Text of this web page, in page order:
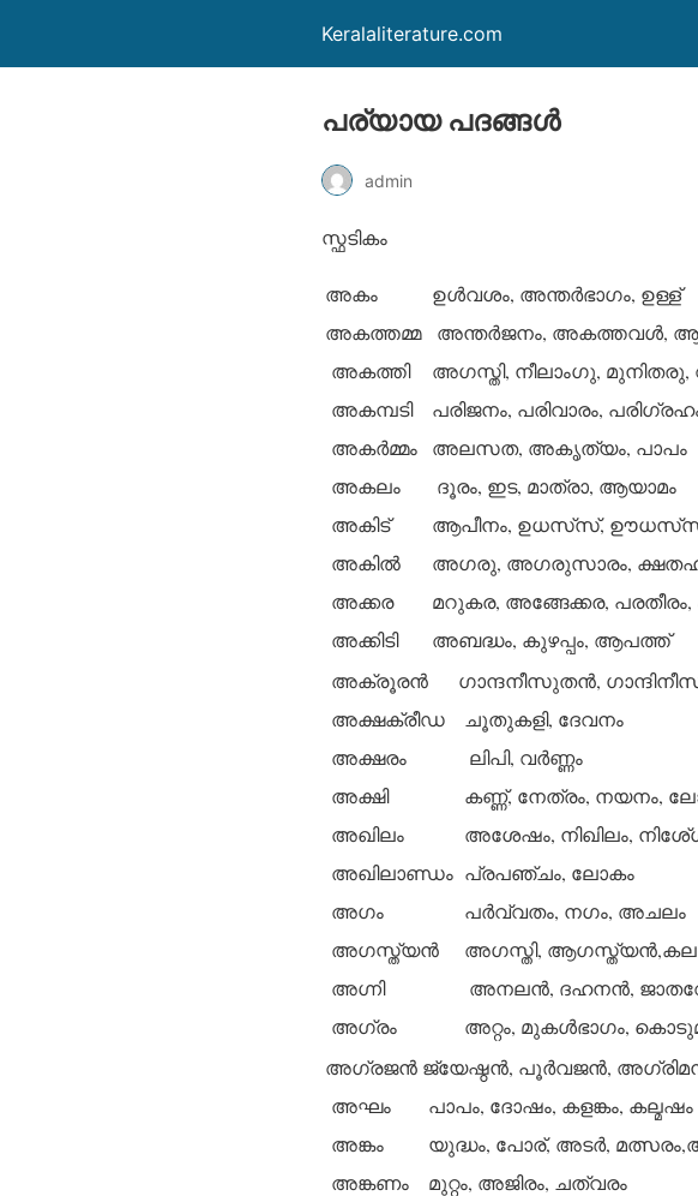
Keralaliterature.com
പര്യായ പദങ്ങള്‍
admin
സ്ഫടികം
അകം
ഉള്‍വശം, അന്തര്‍ഭാഗം, ഉള്ള്
അകത്തമ്മ
അന്തര്‍ജനം, അകത്തവള്‍,
അകത്തി
അഗസ്തി, നീലാംഗു,
അകമ്പടി
പരിജനം, പരിവാരം,
അകര്‍മ്മം
അലസത, അകൃത്യം, പാപം
അകലം
ദൂരം, ഇട, മാത്രാ, ആയാമം
അകിട്
ആപീനം, ഉധസ്‌സ്,
അകില്‍
അഗരു, അഗരുസാരം,
അക്കര
മറുകര, അങ്ങേക്കര, പരതീരം,
അക്കിടി
അബദ്ധം, കുഴപ്പം, ആപത്ത്
അക്രൂരന്‍
ഗാന്ദനീസുതന്‍,
അക്ഷക്രീഡ
ചൂതുകളി, ദേവനം
അക്ഷരം
ലിപി, വര്‍ണ്ണം
അക്ഷി
കണ്ണ്, നേത്രം, നയനം,
അഖിലം
അശേഷം, നിഖിലം,
അഖിലാണ്ഡം പ്രപഞ്ചം, ലോകം
അഗം
പര്‍വ്വതം, നഗം, അചലം
അഗസ്ത്യന്‍
അഗസ്തി,
അഗ്നി
അനലന്‍, ദഹനന്‍,
അഗ്രം
അറ്റം, മുകള്‍ഭാഗം,
അഗ്രജന്‍ ജ്യേഷ്ഠന്‍, പൂര്‍വജന്‍,
അഘം
പാപം, ദോഷം, കളങ്കം, കല്മഷം
അങ്കം
യുദ്ധം, പോര്, അടര്‍,
അങ്കണം
മുറ്റം, അജിരം, ചത്വരം